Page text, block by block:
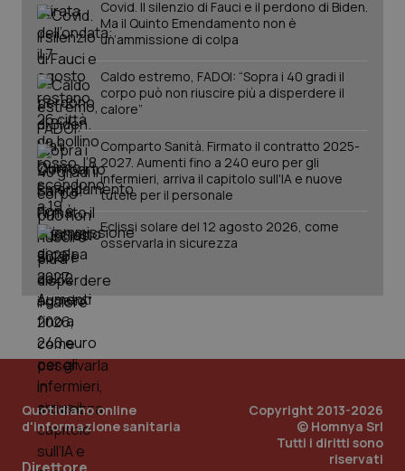
Covid. Il silenzio di Fauci e il perdono di Biden.
Ma il Quinto Emendamento non è
un’ammissione di colpa
Caldo estremo, FADOI: “Sopra i 40 gradi il
corpo può non riuscire più a disperdere il
calore”
Comparto Sanità. Firmato il contratto 2025-
2027. Aumenti fino a 240 euro per gli
infermieri, arriva il capitolo sull'IA e nuove
tutele per il personale
Eclissi solare del 12 agosto 2026, come
osservarla in sicurezza
Quotidiano online
d'informazione sanitaria
Copyright 2013-2026
© Homnya Srl
Tutti i diritti sono
riservati
_ga_KM60CM4NPH